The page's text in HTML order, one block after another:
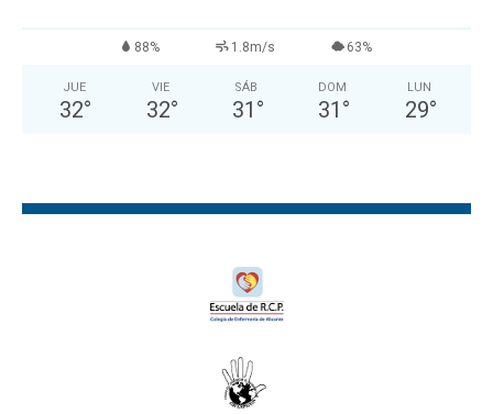
88% 1.8m/s 63%
JUE
32°
VIE
32°
SÁB
31 °
DOM
31 °
LUN
29°